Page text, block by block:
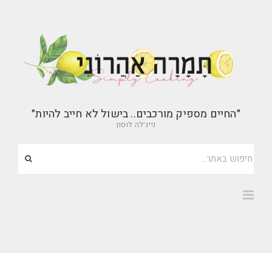
״החיים מספיק מורכבים.. בישול לא חייב להיות״
נייג׳לה לוסון